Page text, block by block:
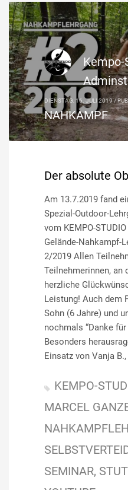
Kempo-
DIENSTAG, 16. JULI 2019 /
NAHKAMPF
Der absolute
Am 13.7.2019 fand
Spezial-Outdoor-
vom KEMPO-
Gelände-Nahkampf-
2/2019 Allen
Teilnehmerinnen, an
herzliche
Leistung! Auch dem
Sohn (6 Jahre) und
nochmals “Danke
Besonders
Einsatz von Vanja
KEMPO-
MARCEL
SEMINAR